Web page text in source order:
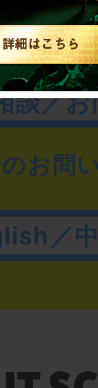
るお
談／
お問
／